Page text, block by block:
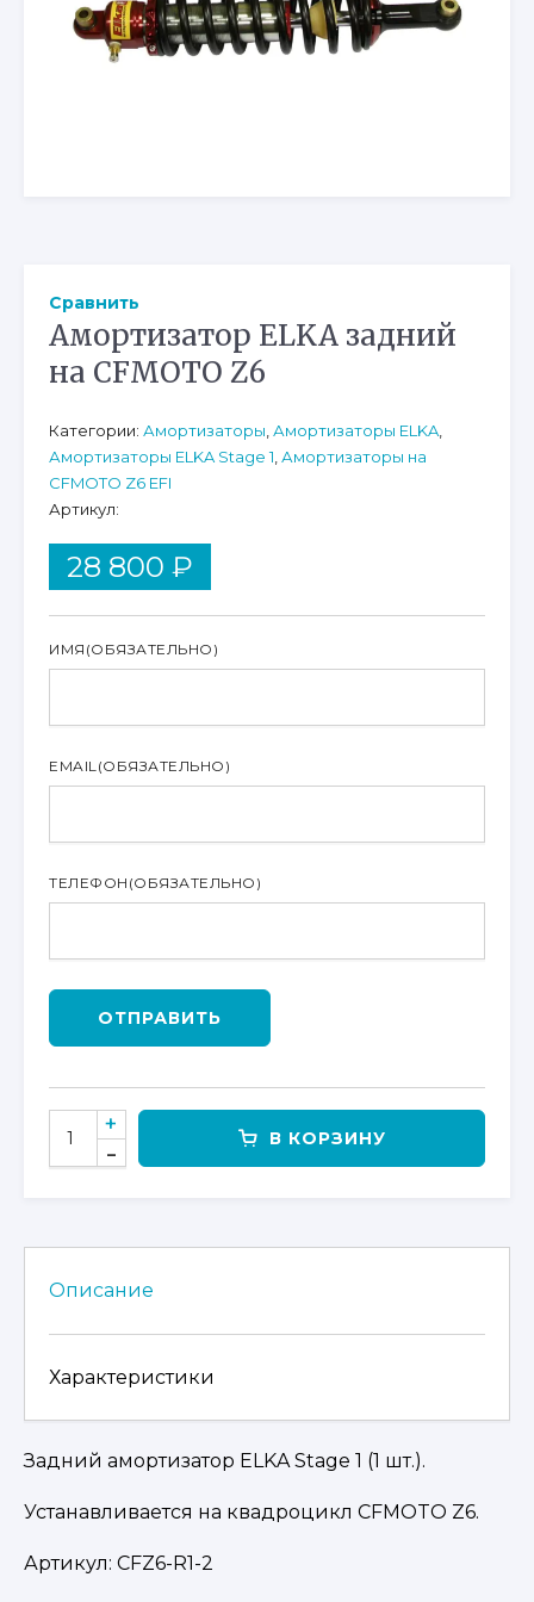
Амортизатор ELKA задний
на CFMOTO Z6
28 800 ₽
ИМЯ (ОБЯЗАТЕЛЬНО)
EMAIL(ОБЯЗАТЕЛЬНО)
ТЕЛЕФОН (ОБЯЗАТЕЛЬНО)
ОТПРАВИТЬ
КОЛИЧЕСТВО
ТОВАРА
НА
CFMOTO
В КОРЗИНУ
Сравнить
Категории: Амортизаторы Амортизаторы ELKA
Амортизаторы ELKA Stage 1 Амортизаторы на
CFMOTO Z6 EFI
Артикул:
Описание
Характеристики
Задний амортизатор ELKA Stage 1 (1 шт.).
Устанавливается на квадроцикл CFMOTO Z6.
Артикул: CFZ6-R1-2